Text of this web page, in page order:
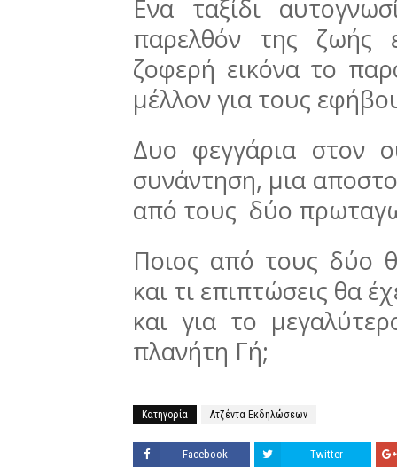
Ενα ταξίδι
παρελθόν της ζωής
ζοφερή εικόνα το
μέλλον για τους
Δυο φεγγάρια στον
συνάντηση, μια
από τους δύο
Ποιος από τους δύο
και τι επιπτώσεις θα
και για το
πλανήτη Γή;
Κατηγορία Ατζέντα Εκδηλώσεων
Facebook Twitter